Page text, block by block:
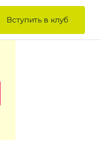
Вступить в клуб